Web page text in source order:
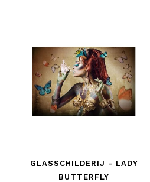
GLASSCHILDERIJ - LADY
BUTTERFLY